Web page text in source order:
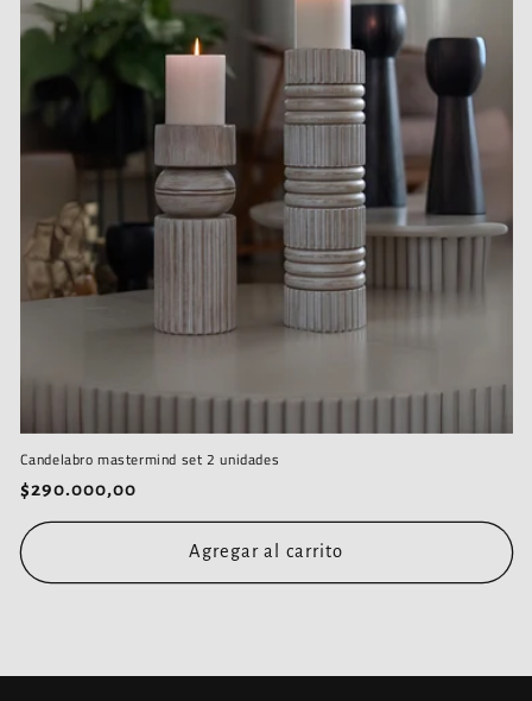
Candelabro mastermind set 2 unidades
Precio
habitual
$290.000,00
Agregar al carrito